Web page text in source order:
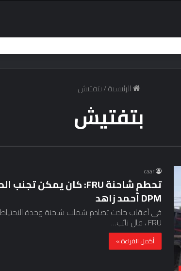
الرئيسية/بتفتيش
بتفتيش
caar
DPM أحمد زاهد
FRU ، قال نائب…
أكمل القراءة »